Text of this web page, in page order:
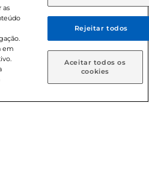
Ou
informe como deseja receber
Retire em Loja
Todos os direitos
Prezunic.
as
em
Rejeitar todos
Aceitar todos os
cookies